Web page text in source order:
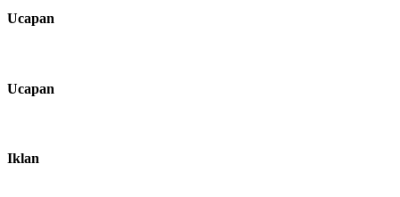
Ucapan
Ucapan
Iklan